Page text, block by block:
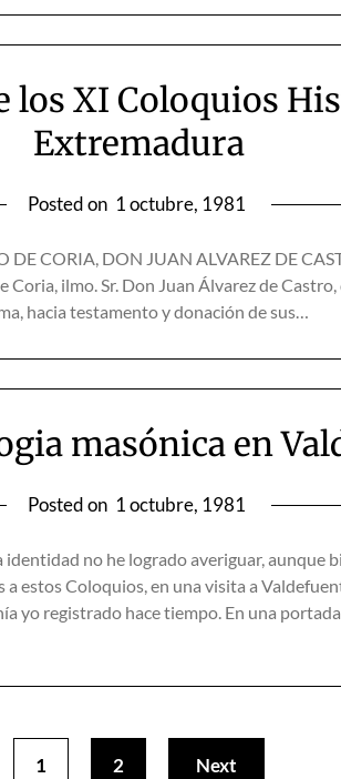
los XI Coloquios
Extremadura
Posted on 1 octubre, 1981
DE CORIA, DON JUAN ALVAREZ DE
ilmo. Sr. Don Juan Álvarez de
hacia testamento y donación de sus…
masónica en
Posted on 1 octubre, 1981
identidad no he logrado averiguar, aunque
estos Coloquios, en una visita a
yo registrado hace tiempo. En una
1 2 Next